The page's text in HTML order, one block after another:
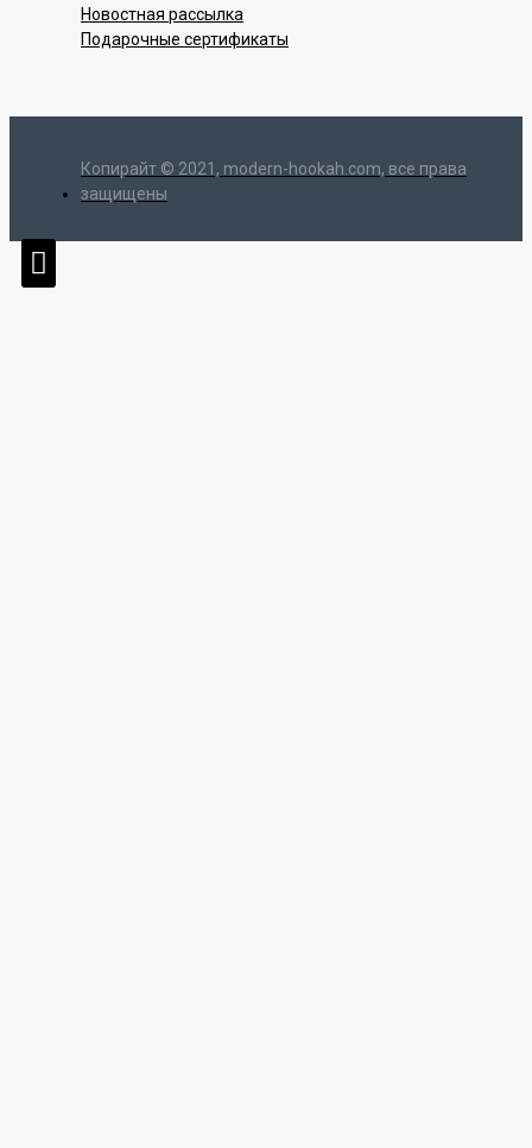
Новостная рассылка
Подарочные сертификаты
Копирайт © 2021, modern-hookah.com, все права
защищены